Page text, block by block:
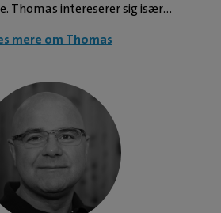
Sportsmedicine and Rehabilitation
er en uddannelse der har fokus på
og genoptræning af sportsheste.
FEI dyrlæge (Federation Equestre
for ponyer i Dansk Ride Forbund
Danske Dyrlægeforenings fagblad
Thomas har tidligere arbejdet på
Sorø og Helsinge Hestehospital,
Helsinge.
mere om Thomas